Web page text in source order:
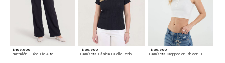
$ 109.900
Pantalón Fluido Tiro Alto
$ 39.900
Camiseta Básica Cuello Redondo
$ 39.900